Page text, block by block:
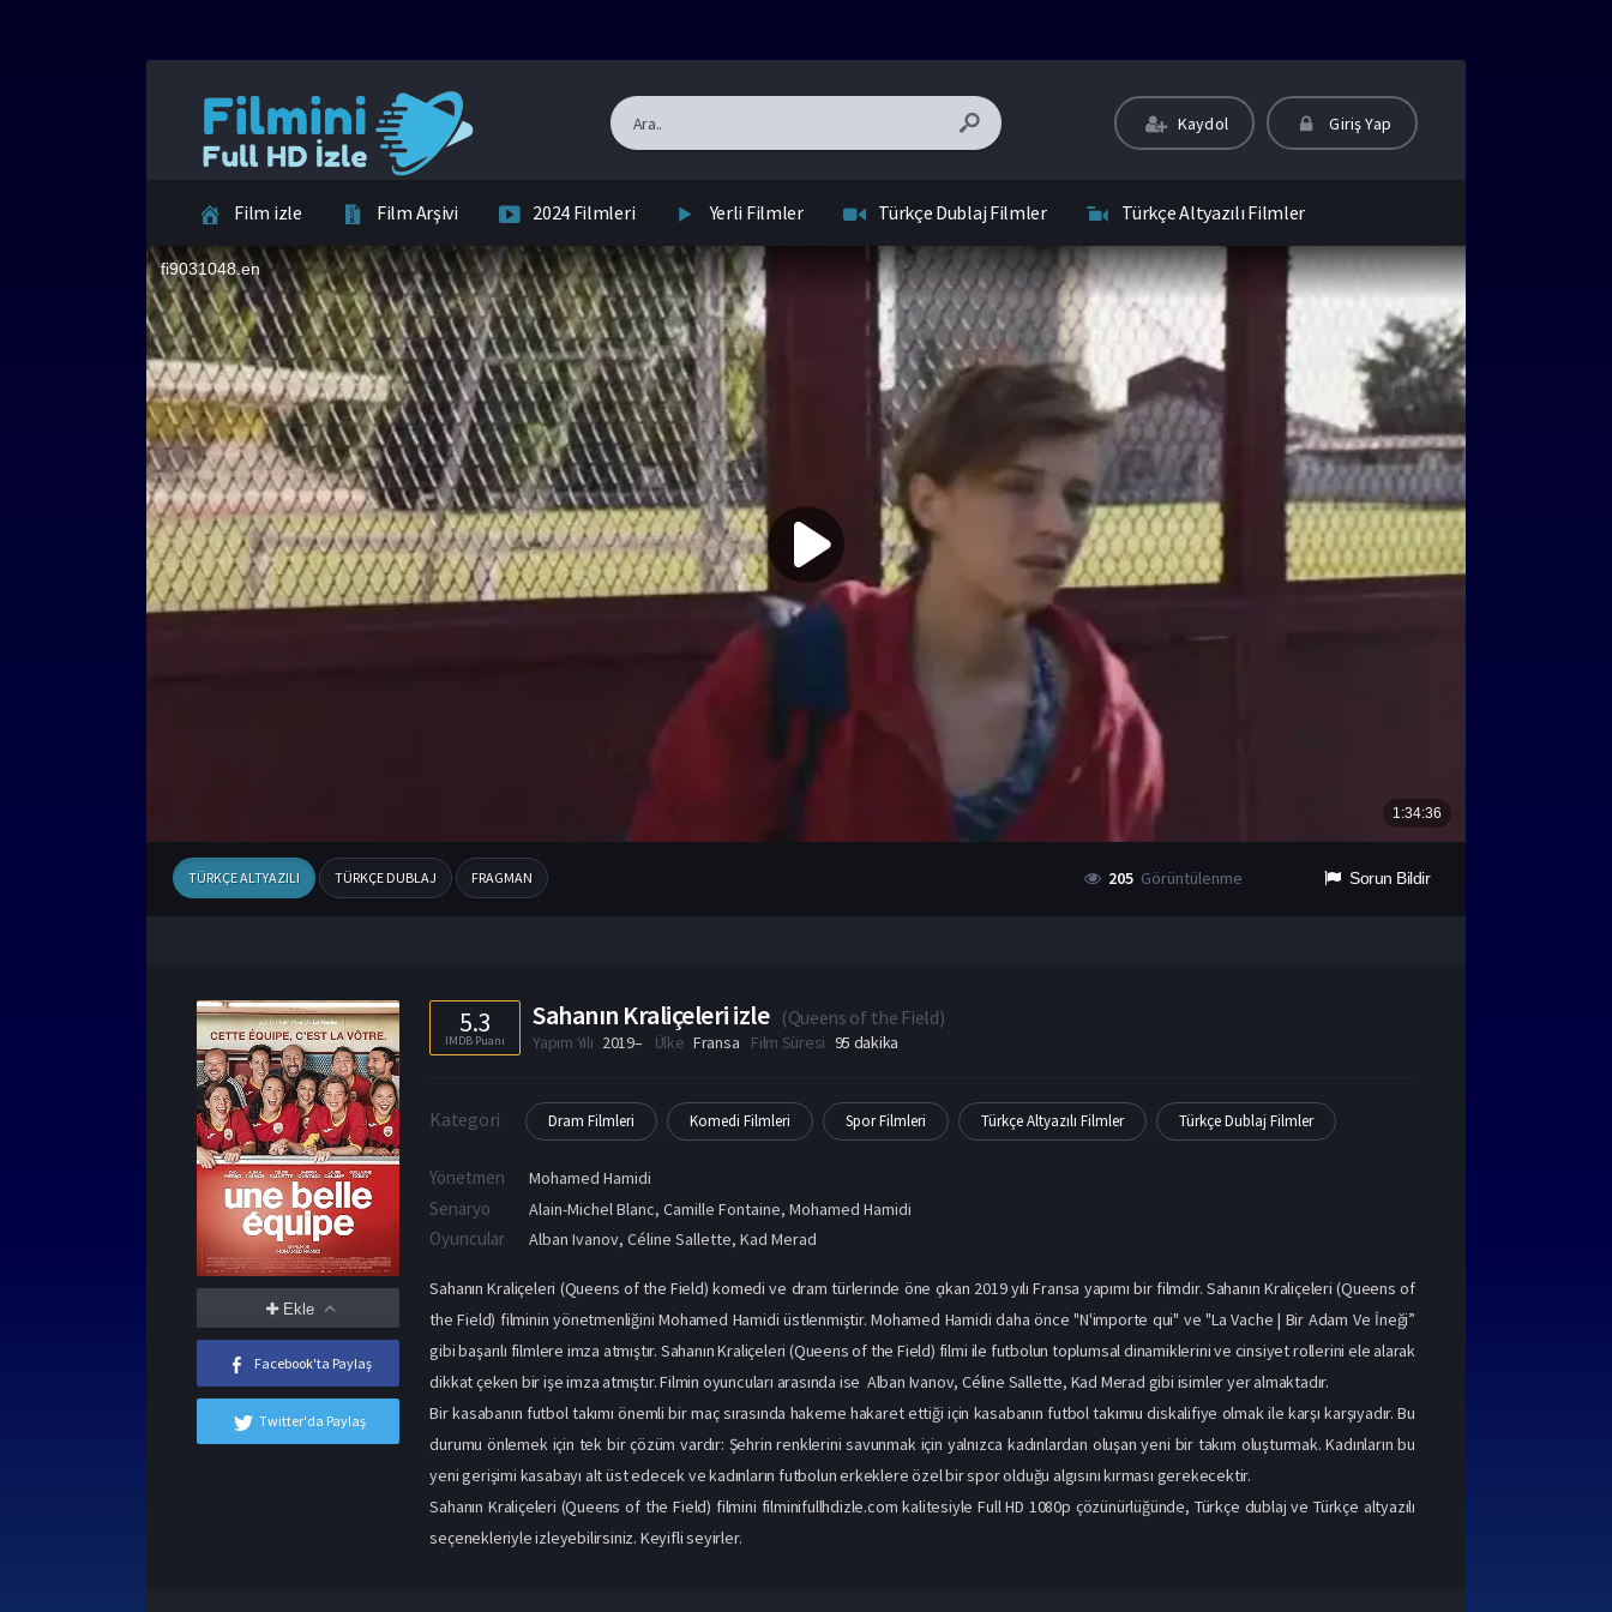
Kaydol Giriş Yap
Film izle Film Arşivi 2024 Filmleri Yerli Filmler Türkçe Dublaj Filmler Türkçe Altyazılı Filmler
İletişim
TÜRKÇE ALTYAZILI TÜRKÇE DUBLAJ FRAGMAN 205 Görüntülenme Sorun Bildir
Ekle
Facebook'ta Paylaş
Twitter'da Paylaş
5.3
IMDB Puanı
Sahanın Kraliçeleri izle (Queens of the Field)
Yapım Yılı 2019– Ülke Fransa Film Süresi 95 dakika
Kategori Dram Filmleri Komedi Filmleri Spor Filmleri Türkçe Altyazılı Filmler Türkçe Dublaj Filmler
Yönetmen Mohamed Hamidi
Senaryo Alain-Michel Blanc, Camille Fontaine, Mohamed Hamidi
Oyuncular Alban Ivanov,Céline Sallette,Kad Merad
Sahanın Kraliçeleri (Queens of the Field) komedi ve dram türlerinde öne çıkan 2019 yılı Fransa yapımı bir filmdir. Sahanın Kraliçeleri (Queens of
the Field) filminin yönetmenliğini Mohamed Hamidi üstlenmiştir. Mohamed Hamidi daha önce "N'importe qui" ve "La Vache | Bir Adam Ve İneği”
gibi başarılı filmlere imza atmıştır. Sahanın Kraliçeleri (Queens of the Field) filmi ile futbolun toplumsal dinamiklerini ve cinsiyet rollerini ele alarak
dikkat çeken bir işe imza atmıştır. Filmin oyuncuları arasında ise Alban Ivanov, Céline Sallette, Kad Merad gibi isimler yer almaktadır.
Bir kasabanın futbol takımı önemli bir maç sırasında hakeme hakaret ettiği için kasabanın futbol takımıu diskalifiye olmak ile karşı karşıyadır. Bu
durumu önlemek için tek bir çözüm vardır: Şehrin renklerini savunmak için yalnızca kadınlardan oluşan yeni bir takım oluşturmak. Kadınların bu
yeni gerişimi kasabayı alt üst edecek ve kadınların futbolun erkeklere özel bir spor olduğu algısını kırması gerekecektir.
Sahanın Kraliçeleri (Queens of the Field) filmini filminifullhdizle.com kalitesiyle Full HD 1080p çözünürlüğünde, Türkçe dublaj ve Türkçe altyazılı
seçenekleriyle izleyebilirsiniz. Keyifli seyirler.